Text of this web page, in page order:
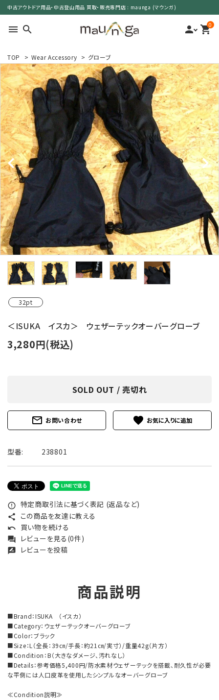
中古アウトドア用品・中古登山用品 買取・販売専門店 : maunga (マウンガ)
menu search person 0
shopping_cart
search
カテゴリーで選ぶ
サイズで選ぶ
特集で選ぶ
価格で選ぶ
買取案内
レンタル・修理
店舗情報
POLICY
INFORMATION
ACCOUNT MENU
TOP > Wear Accessory > グローブ
32pt
＜ISUKA イスカ＞ ウェザーテックオーバーグローブ
3,280円(税込)
SOLD OUT / 売切れ
mail_outline お問い合わせ favorite
型番: 238801
error_outline 特定商取引法に基づく表記 (返品など)
share この商品を友達に教える
undo 買い物を続ける
forum レビューを見る(0件)
rate_review レビューを投稿
商品説明
■Brand：ISUKA （イスカ）
■Category：ウェザーテックオーバーグローブ
■Color：ブラック
■Size：L（全長：39㎝/手長：約21㎝/実寸）/重量42g（片方）
■Condition：B（大きなダメージ、汚れなし）
■Details：参考価格5,400円/防水素材ウェザーテックを搭載、耐久性が必要
な平側には人口皮革を使用したシンプルなオーバーグローブ
≪Condition説明≫